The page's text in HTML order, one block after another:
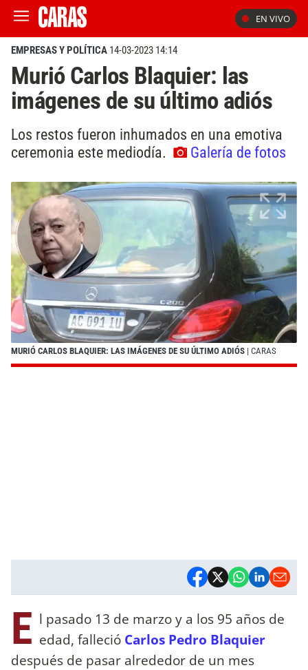
EN VIVO
EMPRESAS Y POLÍTICA 14-03-2023 14:14
Murió Carlos Blaquier: las
imágenes de su último adiós
Los restos fueron inhumados en una emotiva
ceremonia este mediodía.
Galería de fotos
MURIÓ CARLOS BLAQUIER: LAS IMÁGENES DE SU ÚLTIMO ADIÓS | CARAS
E l pasado 13 de marzo y a los 95 años de
edad, falleció Carlos Pedro Blaquier
después de pasar alrededor de un mes